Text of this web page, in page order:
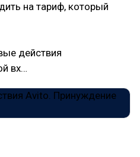
на тариф, который
действия
вх…